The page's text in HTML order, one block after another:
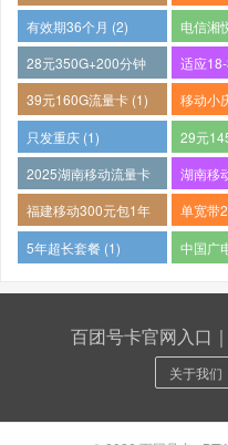
(2)
有效期36个月 (2)
电信湘
28元350G+200分钟
(1)
适应
39元160G流量卡 (1)
移动小
只发重庆 (1)
29元
(1)
2025湖南移动流量卡
哪个好 (1)
湖南移
(1)
福建移动300元包1年
(1)
单宽带
5年超长套餐 (1) 中国广
百团号卡官网入口
关于我们